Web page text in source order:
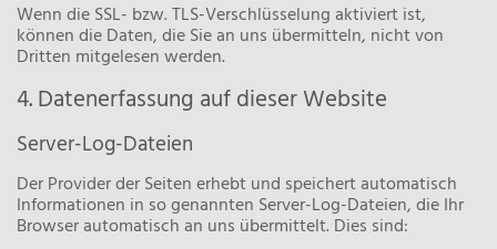
Wenn die SSL- bzw. TLS-Verschlüsselung aktiviert ist,
können die Daten, die Sie an uns übermitteln, nicht von
Dritten mitgelesen werden.
4. Datenerfassung auf dieser Website
Server-Log-Dateien
Der Provider der Seiten erhebt und speichert automatisch
Informationen in so genannten Server-Log-Dateien, die Ihr
Browser automatisch an uns übermittelt. Dies sind: